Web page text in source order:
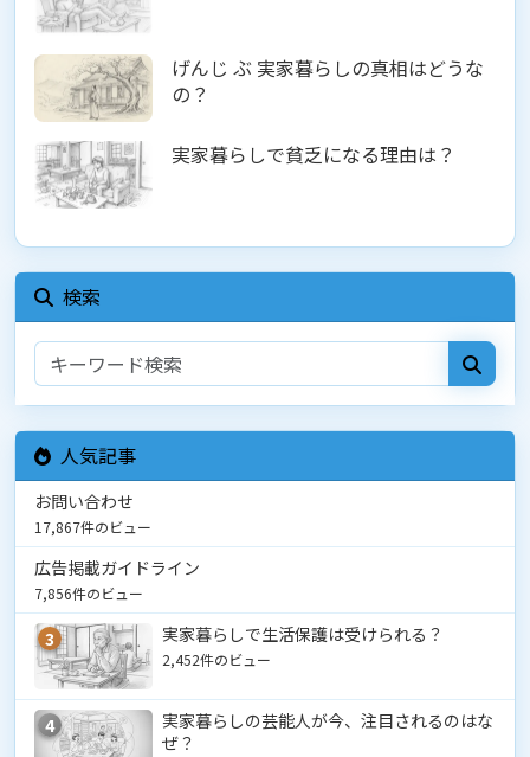
げんじ ぶ 実家暮らしの真相はどうな
の？
実家暮らしで貧乏になる理由は？
検索
人気記事
お問い合わせ
17,867件のビュー
広告掲載ガイドライン
7,856件のビュー
3 実家暮らしで生活保護は受けられる？
2,452件のビュー
4
実家暮らしの芸能人が今、注目されるのはな
ぜ？